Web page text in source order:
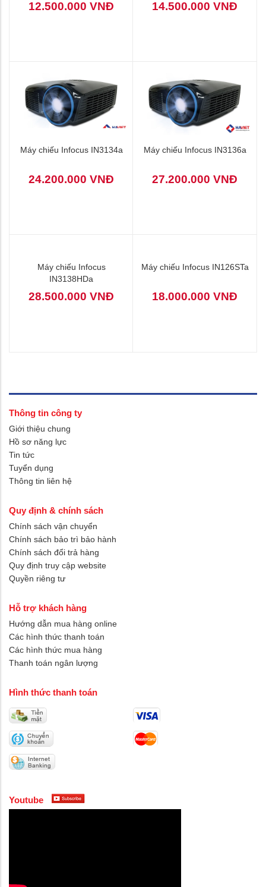
12.500.000 VNĐ 14.500.000 VNĐ
Máy chiếu Infocus IN3134a
24.200.000 VNĐ
Máy chiếu Infocus IN3136a
27.200.000 VNĐ
Máy chiếu Infocus
IN3138HDa
28.500.000 VNĐ
Máy chiếu Infocus IN126STa
18.000.000 VNĐ
Thông tin công ty
Giới thiệu chung
Hồ sơ năng lực
Tin tức
Tuyển dụng
Thông tin liên hệ
Quy định & chính sách
Chính sách vận chuyển
Chính sách bảo trì bảo hành
Chính sách đổi trả hàng
Quy định truy cập website
Quyền riêng tư
Hỗ trợ khách hàng
Hướng dẫn mua hàng online
Các hình thức thanh toán
Các hình thức mua hàng
Thanh toán ngân lượng
Hình thức thanh toán
Youtube